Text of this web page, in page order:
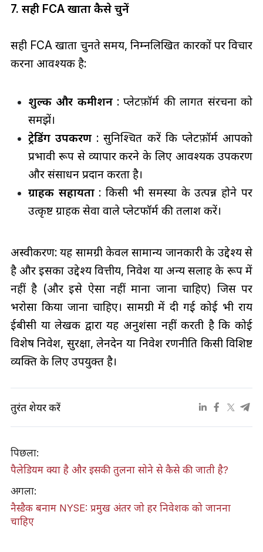
7. सही FCA खाता कैसे चुनें
सही FCA खाता चुनते समय, निम्नलिखित कारकों पर विचार
करना आवश्यक है:
शुल्क और कमीशन: प्लेटफ़ॉर्म की लागत संरचना को
समझें।
ट्रेडिंग उपकरण : सुनिश्चित करें कि प्लेटफ़ॉर्म आपको
प्रभावी रूप से व्यापार करने के लिए आवश्यक उपकरण
और संसाधन प्रदान करता है।
ग्राहक सहायता: किसी भी समस्या के उत्पन्न होने पर
उत्कृष्ट ग्राहक सेवा वाले प्लेटफॉर्म की तलाश करें।
अस्वीकरण: यह सामग्री केवल सामान्य जानकारी के उद्देश्य से
है और इसका उद्देश्य वित्तीय, निवेश या अन्य सलाह के रूप में
नहीं है (और इसे ऐसा नहीं माना जाना चाहिए) जिस पर
भरोसा किया जाना चाहिए। सामग्री में दी गई कोई भी राय
ईबीसी या लेखक द्वारा यह अनुशंसा नहीं करती है कि कोई
विशेष निवेश, सुरक्षा, लेनदेन या निवेश रणनीति किसी विशिष्ट
व्यक्ति के लिए उपयुक्त है।
तुरंत शेयर करें
पिछला:
पैलेडियम क्या है और इसकी तुलना सोने से कैसे की जाती है?
अगला:
नैस्डैक बनाम NYSE: प्रमुख अंतर जो हर निवेशक को जानना
चाहिए